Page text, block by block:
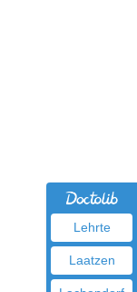
Lehrte
Laatzen